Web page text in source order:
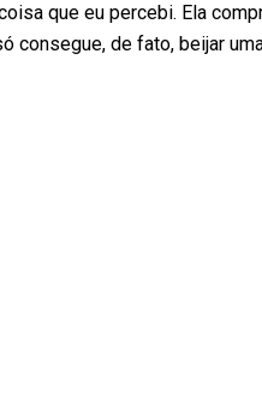
que eu percebi. Ela
consegue, de fato, beijar